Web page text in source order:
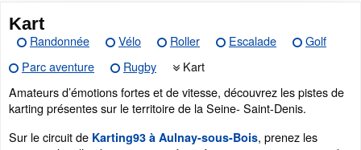
Kart
Randonnée Vélo Roller Escalade
Golf
Parc aventure
Rugby
Kart
Amateurs d’émotions fortes et de vitesse, découvrez les pistes de
karting présentes sur le territoire de la Seine- Saint-Denis.
Sur le circuit de Karting93 à Aulnay-sous-Bois, prenez les